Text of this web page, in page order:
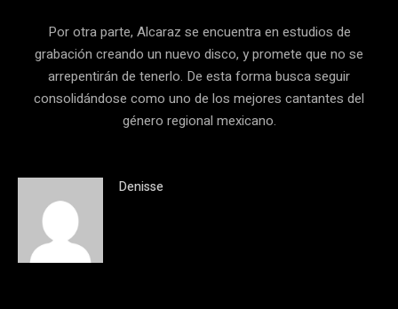
Por otra parte, Alcaraz se encuentra en estudios de
grabación creando un nuevo disco, y promete que no se
arrepentirán de tenerlo. De esta forma busca seguir
consolidándose como uno de los mejores cantantes del
género regional mexicano.
Denisse